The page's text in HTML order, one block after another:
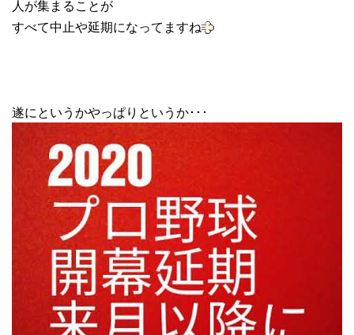
人が集まることが
すべて中止や延期になってますね
遂にというかやっぱりというか･･･